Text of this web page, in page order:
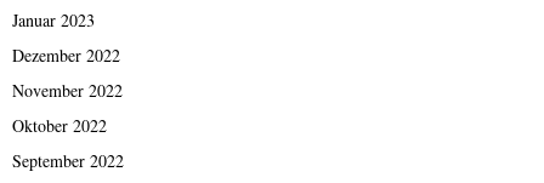
Januar 2023
Dezember 2022
November 2022
Oktober 2022
September 2022